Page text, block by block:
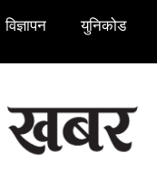
विज्ञापन युनिकोड